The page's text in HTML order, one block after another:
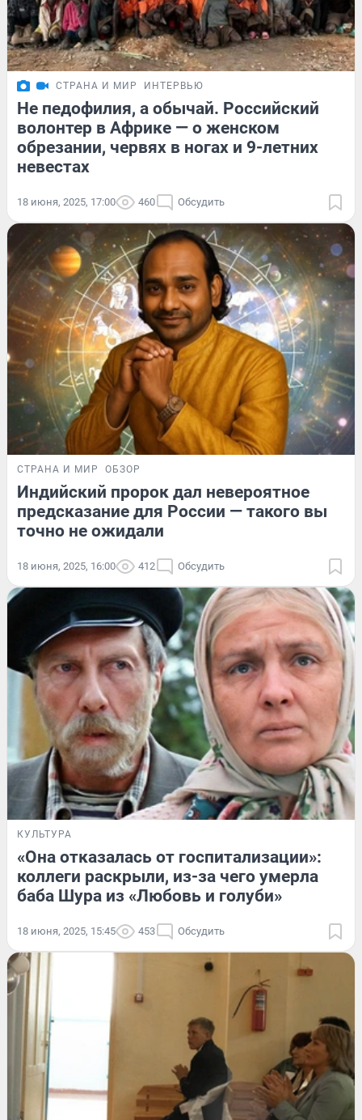
СТРАНА И МИР ИНТЕРВЬЮ
Не педофилия, а обычай. Российский
волонтер в Африке — о женском
обрезании, червях в ногах и 9-летних
невестах
18 июня, 2025, 17:00 460 Обсудить
СТРАНА И МИР ОБЗОР
Индийский пророк дал невероятное
предсказание для России — такого вы
точно не ожидали
18 июня, 2025, 16:00 412 Обсудить
КУЛЬТУРА
«Она отказалась от госпитализации»:
коллеги раскрыли, из-за чего умерла
баба Шура из «Любовь и голуби»
18 июня, 2025, 15:45 453 Обсудить